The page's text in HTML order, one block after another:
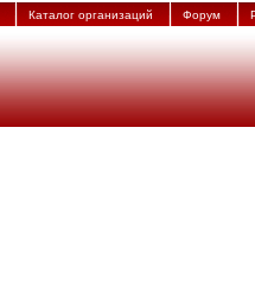
Каталог организаций Форум